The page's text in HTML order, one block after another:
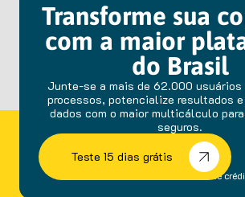
Transforme sua
com a maior
do Brasil
Junte-se a mais de 62.000
processos, potencialize resultados
dados com o maior multicálculo
seguros.
Teste 15 dias grátis
sem fidelidade e cartão de